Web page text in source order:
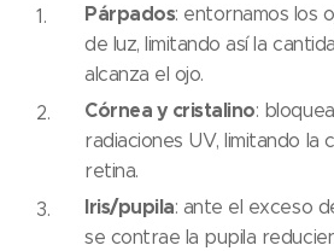
Párpados: entornamos los
de luz, limitando así la
alcanza el ojo.
Córnea y cristalino:
radiaciones UV, limitando la
retina.
Iris/pupila: ante el exceso
se contrae la pupila